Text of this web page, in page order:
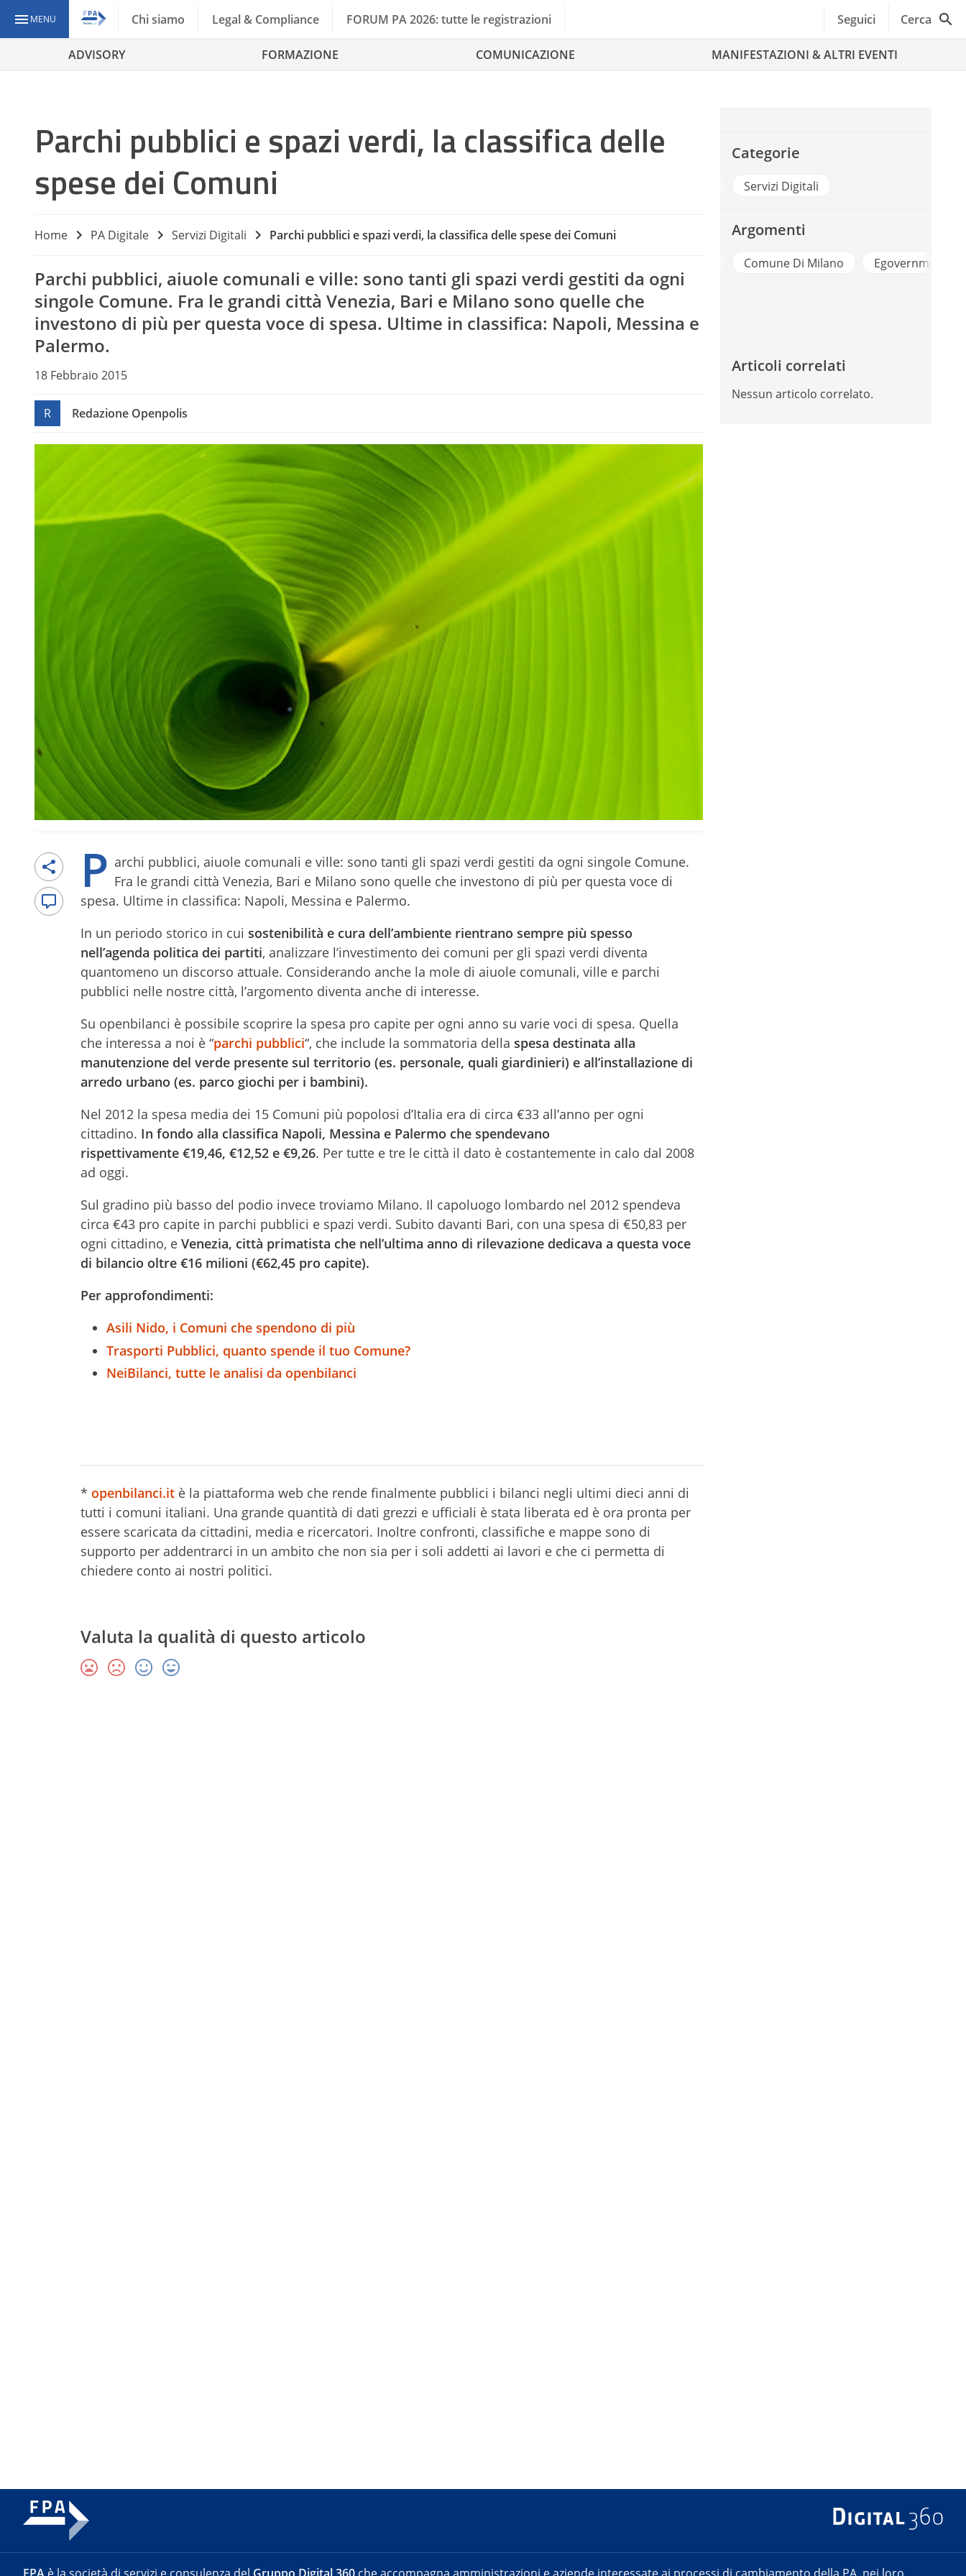
MENU Chi siamo Legal & Compliance FORUM PA 2026: tutte le registrazioni Seguici Cerca
ADVISORY FORMAZIONE COMUNICAZIONE MANIFESTAZIONI & ALTRI EVENTI
Parchi pubblici e spazi verdi, la classifica delle
spese dei Comuni
Home PA Digitale Servizi Digitali Parchi pubblici e spazi verdi, la classifica delle spese dei Comuni
Parchi pubblici, aiuole comunali e ville: sono tanti gli spazi verdi gestiti da ogni
singole Comune. Fra le grandi città Venezia, Bari e Milano sono quelle che
investono di più per questa voce di spesa. Ultime in classifica: Napoli, Messina e
Palermo.
18 Febbraio 2015
R Redazione Openpolis
P archi pubblici, aiuole comunali e ville: sono tanti gli spazi verdi gestiti da ogni singole Comune.
Fra le grandi città Venezia, Bari e Milano sono quelle che investono di più per questa voce di
spesa. Ultime in classifica: Napoli, Messina e Palermo.
In un periodo storico in cui sostenibilità e cura dell’ambiente rientrano sempre più spesso
nell’agenda politica dei partiti, analizzare l’investimento dei comuni per gli spazi verdi diventa
quantomeno un discorso attuale. Considerando anche la mole di aiuole comunali, ville e parchi
pubblici nelle nostre città, l’argomento diventa anche di interesse.
Su openbilanci è possibile scoprire la spesa pro capite per ogni anno su varie voci di spesa. Quella
che interessa a noi è “parchi pubblici“, che include la sommatoria della spesa destinata alla
manutenzione del verde presente sul territorio (es. personale, quali giardinieri) e all’installazione di
arredo urbano (es. parco giochi per i bambini).
Nel 2012 la spesa media dei 15 Comuni più popolosi d’Italia era di circa €33 all’anno per ogni
cittadino. In fondo alla classifica Napoli, Messina e Palermo che spendevano
rispettivamente €19,46, €12,52 e €9,26. Per tutte e tre le città il dato è costantemente in calo dal 2008
ad oggi.
Sul gradino più basso del podio invece troviamo Milano. Il capoluogo lombardo nel 2012 spendeva
circa €43 pro capite in parchi pubblici e spazi verdi. Subito davanti Bari, con una spesa di €50,83 per
ogni cittadino, e Venezia, città primatista che nell’ultima anno di rilevazione dedicava a questa voce
di bilancio oltre €16 milioni (€62,45 pro capite).
Per approfondimenti:
Asili Nido, i Comuni che spendono di più
Trasporti Pubblici, quanto spende il tuo Comune?
NeiBilanci, tutte le analisi da openbilanci
* openbilanci.it è la piattaforma web che rende finalmente pubblici i bilanci negli ultimi dieci anni di
tutti i comuni italiani. Una grande quantità di dati grezzi e ufficiali è stata liberata ed è ora pronta per
essere scaricata da cittadini, media e ricercatori. Inoltre confronti, classifiche e mappe sono di
supporto per addentrarci in un ambito che non sia per i soli addetti ai lavori e che ci permetta di
chiedere conto ai nostri politici.
Valuta la qualità di questo articolo
Categorie
Servizi Digitali
Argomenti
Comune Di Milano Egovernment
Articoli correlati
Nessun articolo correlato.